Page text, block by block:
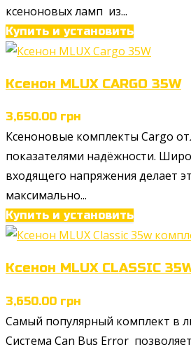
ксеноновых ламп из...
Купить и установить
Ксенон MLUX CARGO 35W
3,650.00 грн
Ксеноновые комплекты Cargo
показателями надёжности.
входящего напряжения делает
максимально...
Купить и установить
Ксенон MLUX CLASSIC
3,650.00 грн
Самый популярный комплект в
Система Can Bus Error